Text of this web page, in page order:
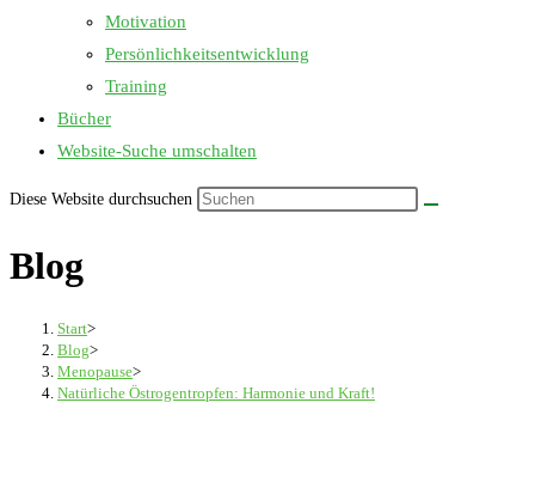
Motivation
Persönlichkeitsentwicklung
Training
Bücher
Website-Suche umschalten
Diese Website durchsuchen
Blog
Start>
Blog>
Menopause>
Natürliche Östrogentropfen: Harmonie und Kraft!